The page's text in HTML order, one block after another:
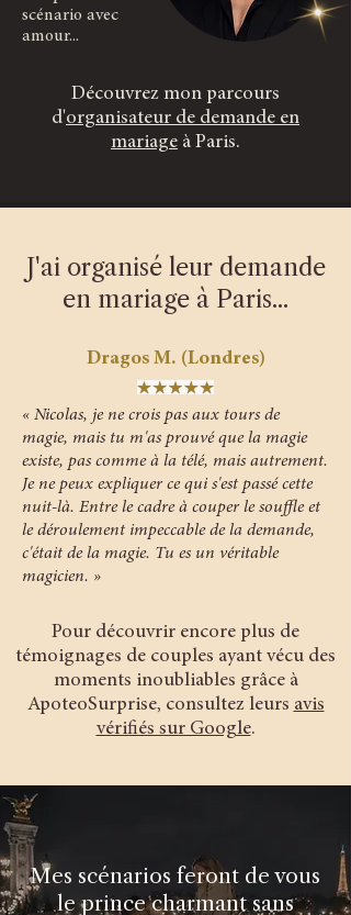
scénario avec
amour...
Découvrez mon parcours
d'organisateur de demande en
mariage à Paris.
J'ai organisé leur demande
en mariage à Paris...
Dragos M. (Londres)
« Nicolas, je ne crois pas aux tours de
magie, mais tu m'as prouvé que la magie
existe, pas comme à la télé, mais autrement.
Je ne peux expliquer ce qui s'est passé cette
nuit-là. Entre le cadre à couper le souffle et
le déroulement impeccable de la demande,
c'était de la magie. Tu es un véritable
magicien. »
Pour découvrir encore plus de
témoignages de couples ayant vécu des
moments inoubliables grâce à
ApoteoSurprise, consultez leurs avis
vérifiés sur Google.
Mes scénarios feront de vous
le prince charmant sans